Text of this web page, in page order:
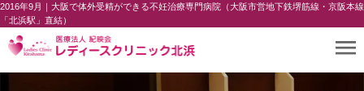
2016年9月｜大阪で体外受精ができる不妊治療専門病院（大阪市営地下鉄堺筋線・京阪本線
「北浜駅」直結）